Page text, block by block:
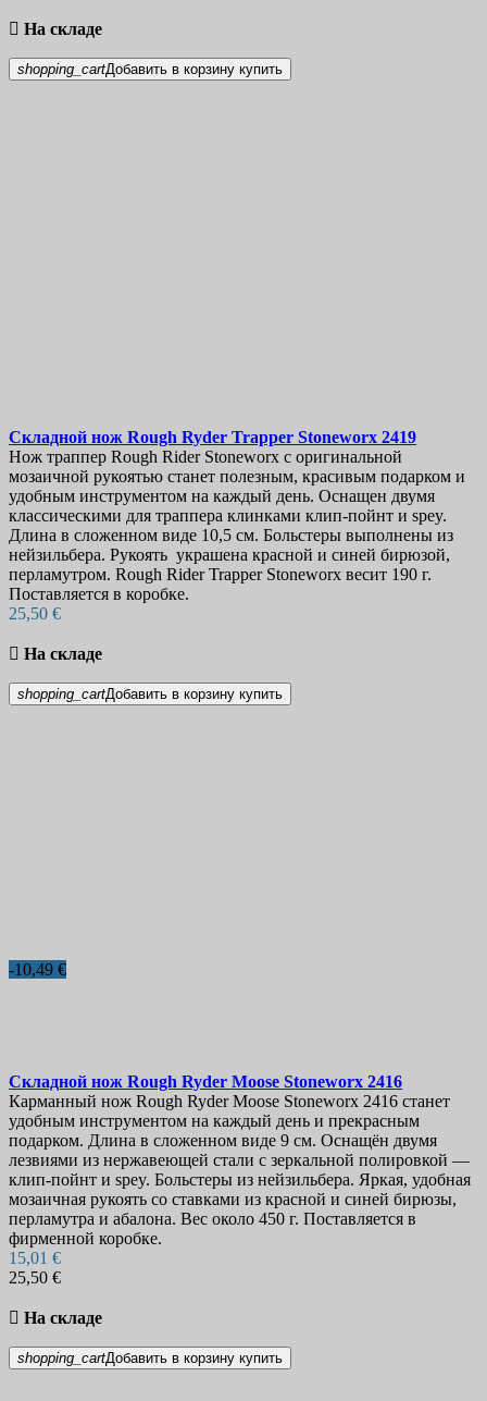
 На складе
shopping_cartДобавить в корзину купить
Складной нож Rough Ryder Trapper Stoneworx 2419
Нож траппер Rough Rider Stoneworx с оригинальной
мозаичной рукоятью станет полезным, красивым подарком и
удобным инструментом на каждый день. Оснащен двумя
классическими для траппера клинками клип-пойнт и spey.
Длина в сложенном виде 10,5 см. Больстеры выполнены из
нейзильбера. Рукоять украшена красной и синей бирюзой,
перламутром. Rough Rider Trapper Stoneworx весит 190 г.
Поставляется в коробке.
25,50 €
 На складе
shopping_cartДобавить в корзину купить
-10,49 €
Складной нож Rough Ryder Moose Stoneworx 2416
Карманный нож Rough Ryder Moose Stoneworx 2416 станет
удобным инструментом на каждый день и прекрасным
подарком. Длина в сложенном виде 9 см. Оснащён двумя
лезвиями из нержавеющей стали с зеркальной полировкой —
клип-пойнт и spey. Больстеры из нейзильбера. Яркая, удобная
мозаичная рукоять со ставками из красной и синей бирюзы,
перламутра и абалона. Вес около 450 г. Поставляется в
фирменной коробке.
15,01 €
25,50 €
 На складе
shopping_cartДобавить в корзину купить